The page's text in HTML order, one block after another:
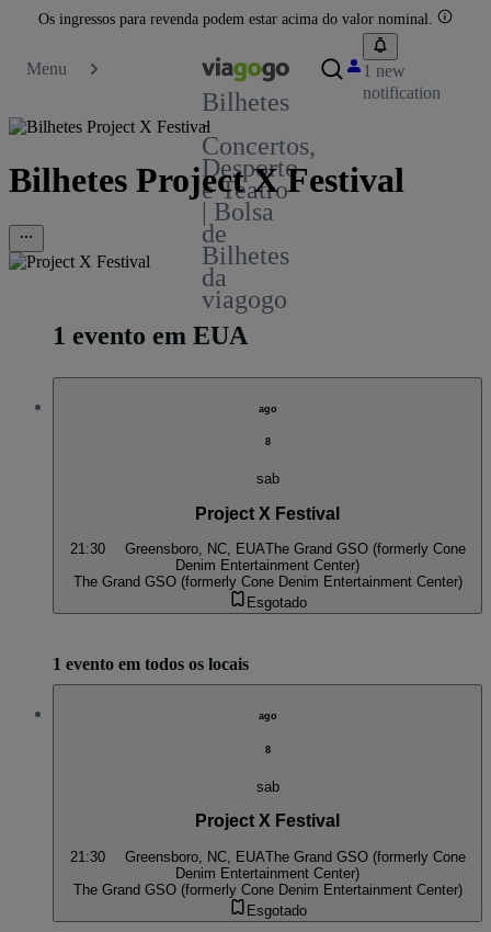
Os ingressos para revenda podem estar acima do valor nominal.
Menu
Bilhetes
-
Concertos,
Desporto
e Teatro
| Bolsa
de
Bilhetes
da
viagogo
1 new
notification
Bilhetes Project X Festival
1 evento em EUA
ago
8
sab
Project X Festival
21:30 Greensboro, NC, EUAThe Grand GSO (formerly Cone
Denim Entertainment Center)
The Grand GSO (formerly Cone Denim Entertainment Center)
Esgotado
1 evento em todos os locais
ago
8
sab
Project X Festival
21:30 Greensboro, NC, EUAThe Grand GSO (formerly Cone
Denim Entertainment Center)
The Grand GSO (formerly Cone Denim Entertainment Center)
Esgotado